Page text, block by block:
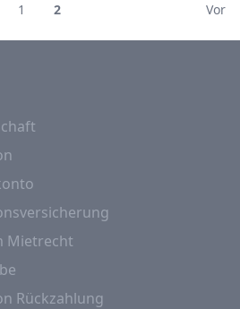
1 2 Vor
Mietrecht
Rückzahlung